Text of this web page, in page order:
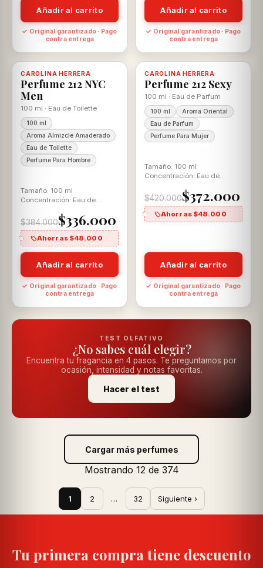
Añadir al carrito
✓ Original garantizado · Pago
contra entrega
Añadir al carrito
✓ Original garantizado · Pago
contra entrega
-13% 100% ORIGINAL
CAROLINA HERRERA
Perfume 212 NYC
Men
100 ml · Eau de Toilette
100 ml
Aroma Almizcle Amaderado
Eau de Toilette
Perfume Para Hombre
Tamaño: 100 ml
Concentración: Eau de
Amaderado
$384.000$336.000
Ahorras $48.000
Disponible, con descuento
Añadir al carrito
✓ Original garantizado · Pago
contra entrega
-11% 100% ORIGINAL
CAROLINA HERRERA
Perfume 212 Sexy
100 ml · Eau de Parfum
100 ml
Aroma Oriental
Eau de Parfum
Perfume Para Mujer
Tamaño: 100 ml
Concentración: Eau de
$420.000$372.000
Ahorras $48.000
Disponible, con descuento
Añadir al carrito
✓ Original garantizado · Pago
contra entrega
TEST OLFATIVO
¿No sabes cuál elegir?
Encuentra tu fragancia en 4 pasos. Te preguntamos por
ocasión, intensidad y notas favoritas.
Hacer el test
Cargar más perfumes
Mostrando 12 de 374
1 2 … 32 Siguiente ›
Tu primera compra tiene descuento